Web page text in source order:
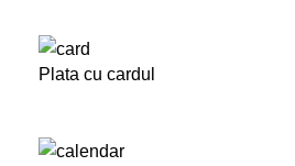
Plata cu cardul